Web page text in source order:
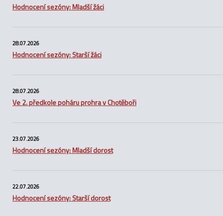
Hodnocení sezóny: Mladší žáci
28.07.2026
Hodnocení sezóny: Starší žáci
28.07.2026
Ve 2. předkole poháru prohra v Chotěboři
23.07.2026
Hodnocení sezóny: Mladší dorost
22.07.2026
Hodnocení sezóny: Starší dorost